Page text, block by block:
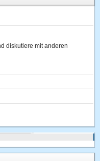
diskutiere mit anderen